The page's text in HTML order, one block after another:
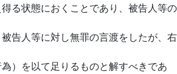
る状態におくことであり、被告人等の
告人等に対し無罪の言渡をしたが、右
）を以て足りるものと解すべきであ